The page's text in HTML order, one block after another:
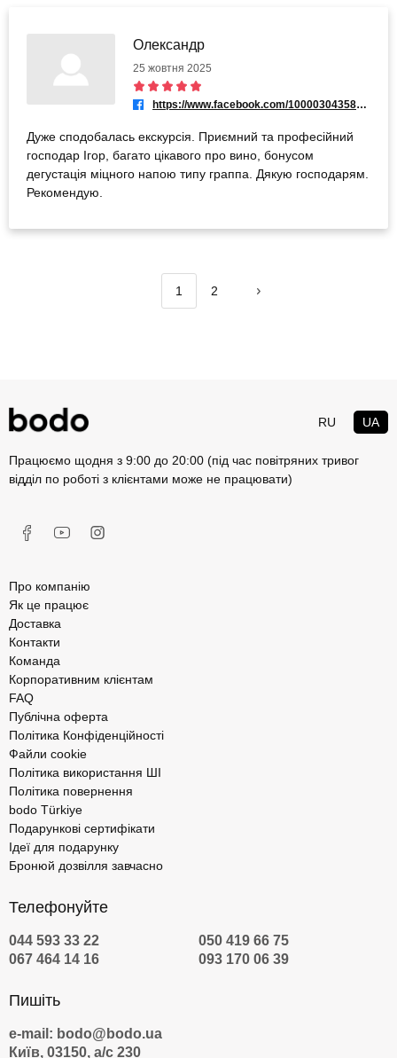
Олександр
25 жовтня 2025
https://www.facebook.com/100003043582137
Дуже сподобалась екскурсія. Приємний та професійний
господар Ігор, багато цікавого про вино, бонусом
дегустація міцного напою типу граппа. Дякую господарям.
Рекомендую.
1 2
RU UA
Працюємо щодня з 9:00 до 20:00 (під час повітряних тривог
відділ по роботі з клієнтами може не працювати)
Про компанію
Як це працює
Доставка
Контакти
Команда
Корпоративним клієнтам
FAQ
Публічна оферта
Політика Конфіденційності
Файли cookie
Політика використання ШІ
Політика повернення
bodo Türkiye
Подарункові сертифікати
Ідеї для подарунку
Бронюй дозвілля завчасно
Телефонуйте
044 593 33 22
050 419 66 75
067 464 14 16
093 170 06 39
Пишіть
e-mail: bodo@bodo.ua
Київ, 03150, а/с 230